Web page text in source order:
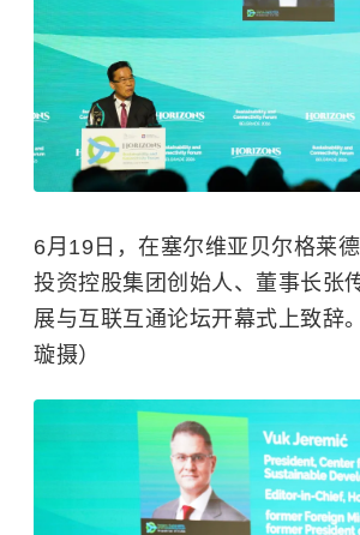
6月19日，在塞尔维亚贝尔格莱
投资控股集团创始人、董事长张
展与互联互通论坛开幕式上致辞
璇摄）